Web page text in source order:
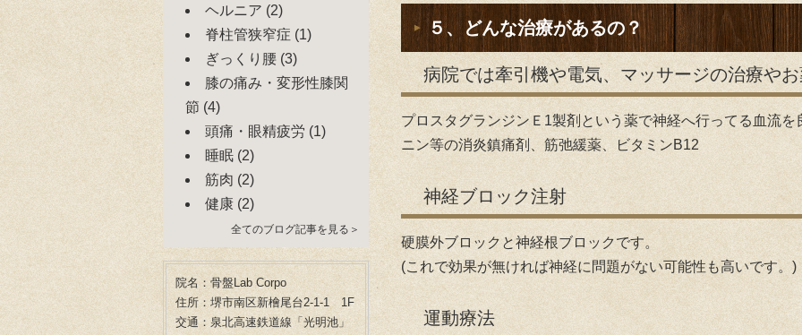
ヘルニア (2)
脊柱管狭窄症 (1)
ぎっくり腰 (3)
膝の痛み・変形性膝関
節 (4)
頭痛・眼精疲労 (1)
睡眠 (2)
筋肉 (2)
健康 (2)
全てのブログ記事を見る＞
院名：骨盤Lab Corpo
住所：堺市南区新檜尾台2-1-1 1F
交通：泉北高速鉄道線「光明池」
５、どんな治療があるの？
病院では牽引機や電気、マッサージの治療や
プロスタグランジンＥ1製剤という薬で神経へ行ってる血流
ニン等の消炎鎮痛剤、筋弛緩薬、ビタミンB12
神経ブロック注射
硬膜外ブロックと神経根ブロックです。
(これで効果が無ければ神経に問題がない可能性も高いです。)
運動療法